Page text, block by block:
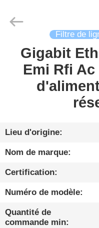
D'ACIER
EN
CARBONE
À
Co.,
Filtre de
Gigabit
Emi Rfi
Lieu d'origine:
Nom de marque:
Certification:
Numéro de modèle:
Quantité de
commande min: